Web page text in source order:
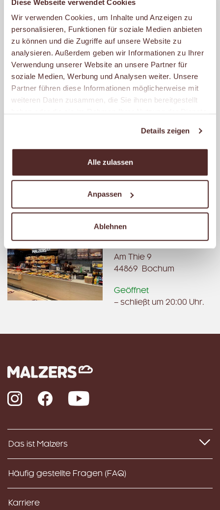
Diese Webseite verwendet Cookies
Wir verwenden Cookies, um Inhalte und Anzeigen zu
personalisieren, Funktionen für soziale Medien anbieten
zu können und die Zugriffe auf unsere Website zu
analysieren. Außerdem geben wir Informationen zu Ihrer
Verwendung unserer Website an unsere Partner für
soziale Medien, Werbung und Analysen weiter. Unsere
Partner führen diese Informationen möglicherweise mit
weiteren Daten zusammen, die Sie ihnen bereitgestellt
Details zeigen
Alle zulassen
Anpassen
Ablehnen
MALZERS BACKSTUBE IM
REWE STILLEKE
Geöffnet
– schließt um 20:00 Uhr.
MALZERS BACKSTUBE IM
REWE WEIHNACHT
58455 Witten
– schließt um 20:00 Uhr.
REWE LENK
Am Thie 9
44869 Bochum
Geöffnet
– schließt um 20:00 Uhr.
InstagramFacebook YouTube
Das ist Malzers
Häufig gestellte Fragen (FAQ)
Karriere